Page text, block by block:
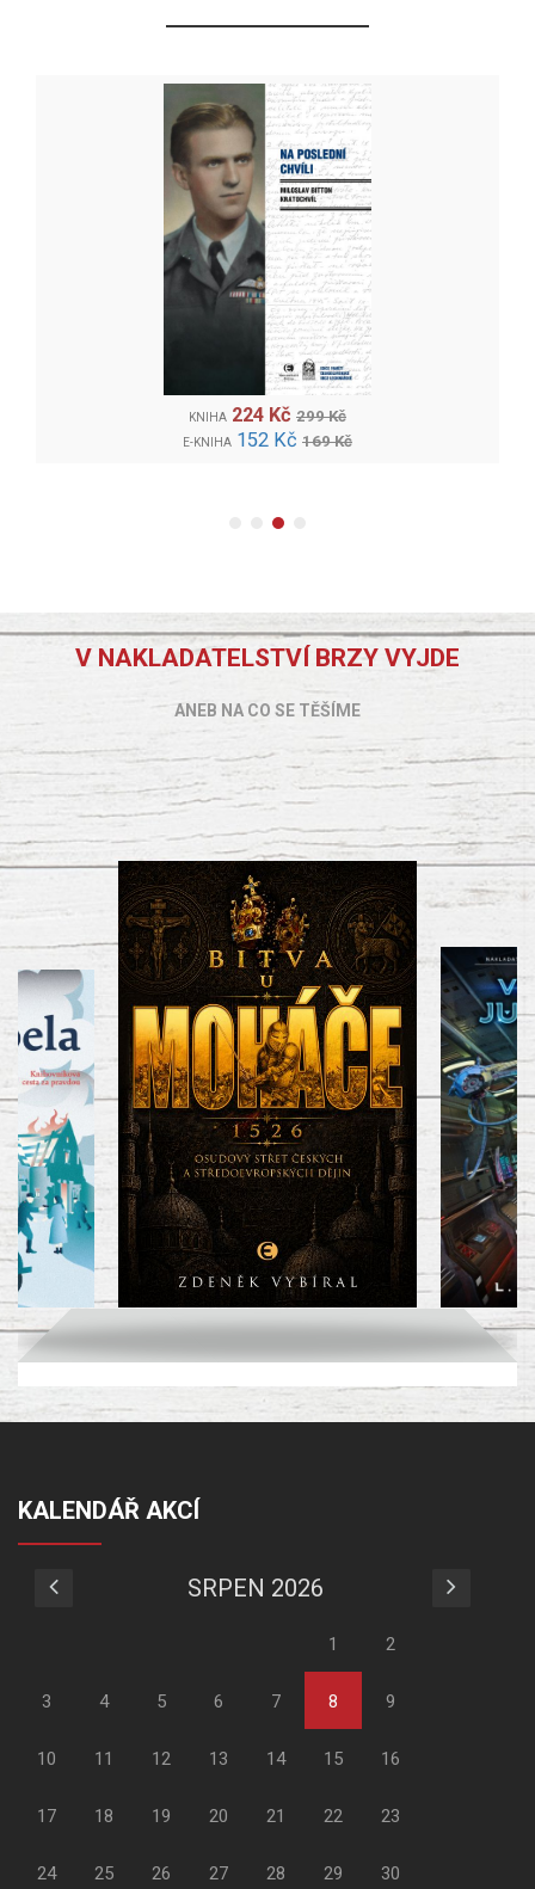
KNIHA 224 Kč 299 Kč
E-KNIHA 152 Kč 169 Kč
V NAKLADATELSTVÍ BRZY VYJDE
ANEB NA CO SE TĚŠÍME
KALENDÁŘ AKCÍ
SRPEN 2026
1 2
3 4 5 6 7 8 9
10 11 12 13 14 15 16
17 18 19 20 21 22 23
24 25 26 27 28 29 30